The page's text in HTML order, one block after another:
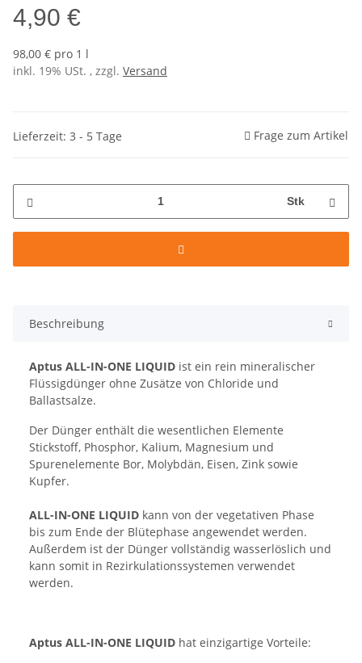
4,90 €
98,00 € pro 1 l
inkl. 19% USt. , zzgl. Versand
Lieferzeit: 3 - 5 Tage Frage zum Artikel
Stk
Beschreibung
Aptus ALL-IN-ONE LIQUID ist ein rein mineralischer
Flüssigdünger ohne Zusätze von Chloride und
Ballastsalze.
Der Dünger enthält die wesentlichen Elemente
Stickstoff, Phosphor, Kalium, Magnesium und
Spurenelemente Bor, Molybdän, Eisen, Zink sowie
Kupfer.
ALL-IN-ONE LIQUID kann von der vegetativen Phase
bis zum Ende der Blütephase angewendet werden.
Außerdem ist der Dünger vollständig wasserlöslich und
kann somit in Rezirkulationssystemen verwendet
werden.
Aptus ALL-IN-ONE LIQUID hat einzigartige Vorteile: